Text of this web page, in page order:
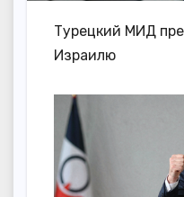
Турецкий МИД
Израилю